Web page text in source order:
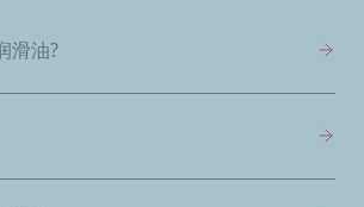
滑油?